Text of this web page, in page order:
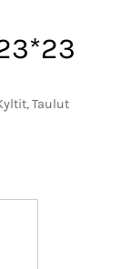
Taulut